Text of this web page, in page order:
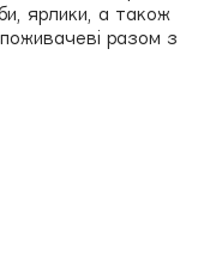
ярлики, а також
разом з